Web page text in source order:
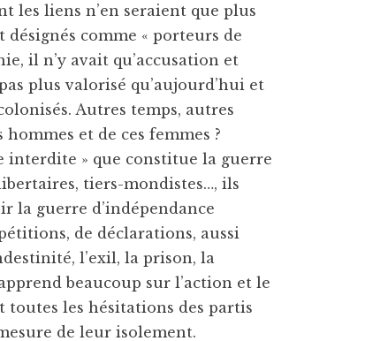
les liens n’en seraient que plus
comme « porteurs de
il n’y avait qu’accusation et
plus valorisé qu’aujourd’hui et
Autres temps, autres
et de ces femmes ?
» que constitue la guerre
tiers-mondistes…, ils
la guerre d’indépendance
de déclarations, aussi
l’exil, la prison, la
beaucoup sur l’action et le
les hésitations des partis
de leur isolement.